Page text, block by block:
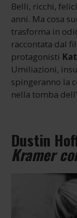
Belli, ricchi,
anni. Ma cosa
trasforma in
raccontata dal
protagonisti
Umiliazioni,
spingeranno la
nella tomba
Dustin
Kramer